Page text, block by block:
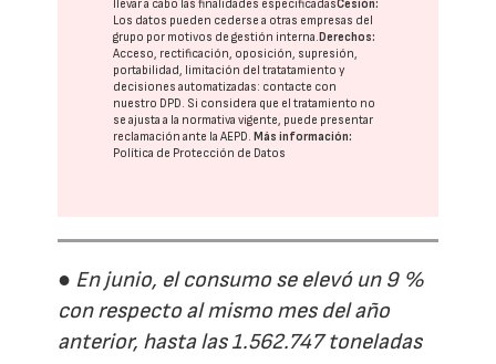
llevar a cabo las finalidades especificadasCesión:
Los datos pueden cederse a otras empresas del
grupo por motivos de gestión interna.Derechos:
Acceso, rectificación, oposición, supresión,
portabilidad, limitación del tratatamiento y
decisiones automatizadas: contacte con
nuestro DPD. Si considera que el tratamiento no
se ajusta a la normativa vigente, puede presentar
reclamación ante laAEPD.Más información:
Política de Protección de Datos
● En junio, el consumo se elevó un 9 %
con respecto al mismo mes del año
anterior, hasta las 1.562.747 toneladas